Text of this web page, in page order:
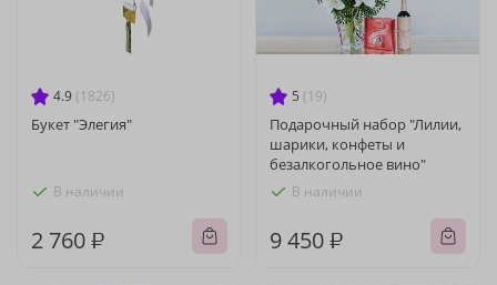
4.9 (1826)
Букет "Элегия"
В наличии
2 760 ₽
5 (19)
Подарочный набор "Лилии,
шарики, конфеты и
безалкогольное вино"
В наличии
9 450 ₽